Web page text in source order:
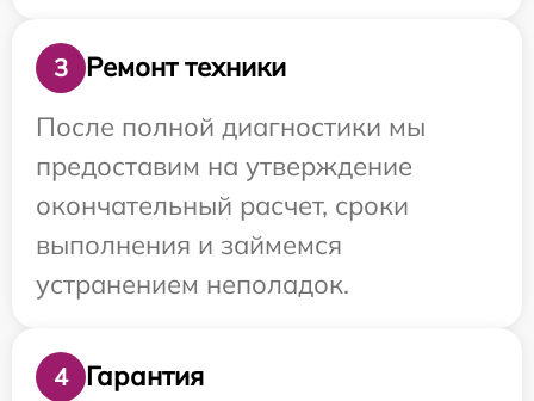
3
Ремонт техники
После полной диагностики мы
предоставим на утверждение
окончательный расчет, сроки
выполнения и займемся
устранением неполадок.
4 Гарантия